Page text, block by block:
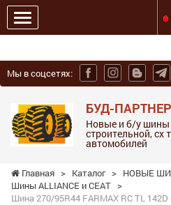
Мы в соцсетях:
БУД-
Новые и б/у шины
строительной, сх
автомобилей
Главная > Каталог > НОВЫЕ
Шины ALLIANCE и СЕАТ >
Шина 270/95R44 FARMAX RC TL 142D